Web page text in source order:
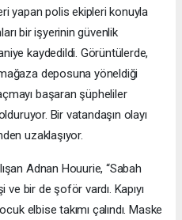
yapan polis ekipleri konuyla
bir işyerinin güvenlik
kaydedildi. Görüntülerde,
deposuna yöneldiği
başaran şüpheliler
Bir vatandaşın olayı
uzaklaşıyor.
Adnan Houurie, “Sabah
ve bir de şoför vardı. Kapıyı
elbise takımı çalındı. Maske